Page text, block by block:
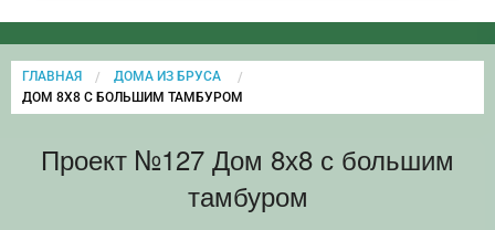
ГЛАВНАЯ
ДОМА ИЗ БРУСА
CURRENT:
ДОМ 8Х8 С БОЛЬШИМ ТАМБУРОМ
Проект №127 Дом 8х8 с большим
тамбуром